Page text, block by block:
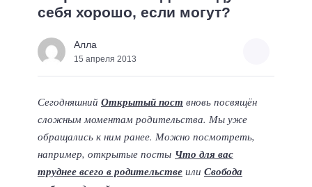
себя хорошо, если могут?
Алла
15 апреля 2013
Сегодняшний Открытый пост вновь посвящён
сложным моментам родительства. Мы уже
обращались к ним ранее. Можно посмотреть,
например, открытые посты Что для вас
труднее всего в родительстве или Свобода